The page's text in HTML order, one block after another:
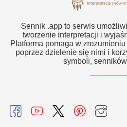
Sennik .app to serwis
tworzenie interpretacji i
Platforma pomaga w
poprzez dzielenie się nimi i
symboli,